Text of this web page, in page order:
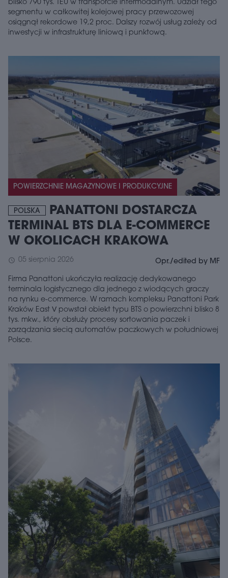
blisko 790 tys. TEU w transporcie intermodalnym. Udział tego
segmentu w całkowitej kolejowej pracy przewozowej
osiągnął rekordowe 19,2 proc. Dalszy rozwój usług zależy od
inwestycji w infrastrukturę liniową i punktową.
POWIERZCHNIE MAGAZYNOWE I PRODUKCYJNE
POLSKA
PANATTONI DOSTARCZA
TERMINAL BTS DLA E-COMMERCE
W OKOLICACH KRAKOWA
schedule 05 sierpnia 2026 Opr./edited by MF
Firma Panattoni ukończyła realizację dedykowanego
terminala logistycznego dla jednego z wiodących graczy
na rynku e-commerce. W ramach kompleksu Panattoni Park
Kraków East V powstał obiekt typu BTS o powierzchni blisko 8
tys. mkw., który obsłuży procesy sortowania paczek i
zarządzania siecią automatów paczkowych w południowej
Polsce.